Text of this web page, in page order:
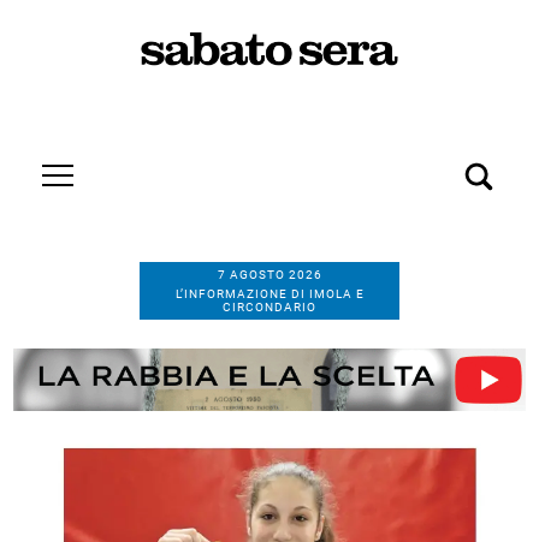
7 AGOSTO 2026
L’INFORMAZIONE DI IMOLA E
CIRCONDARIO